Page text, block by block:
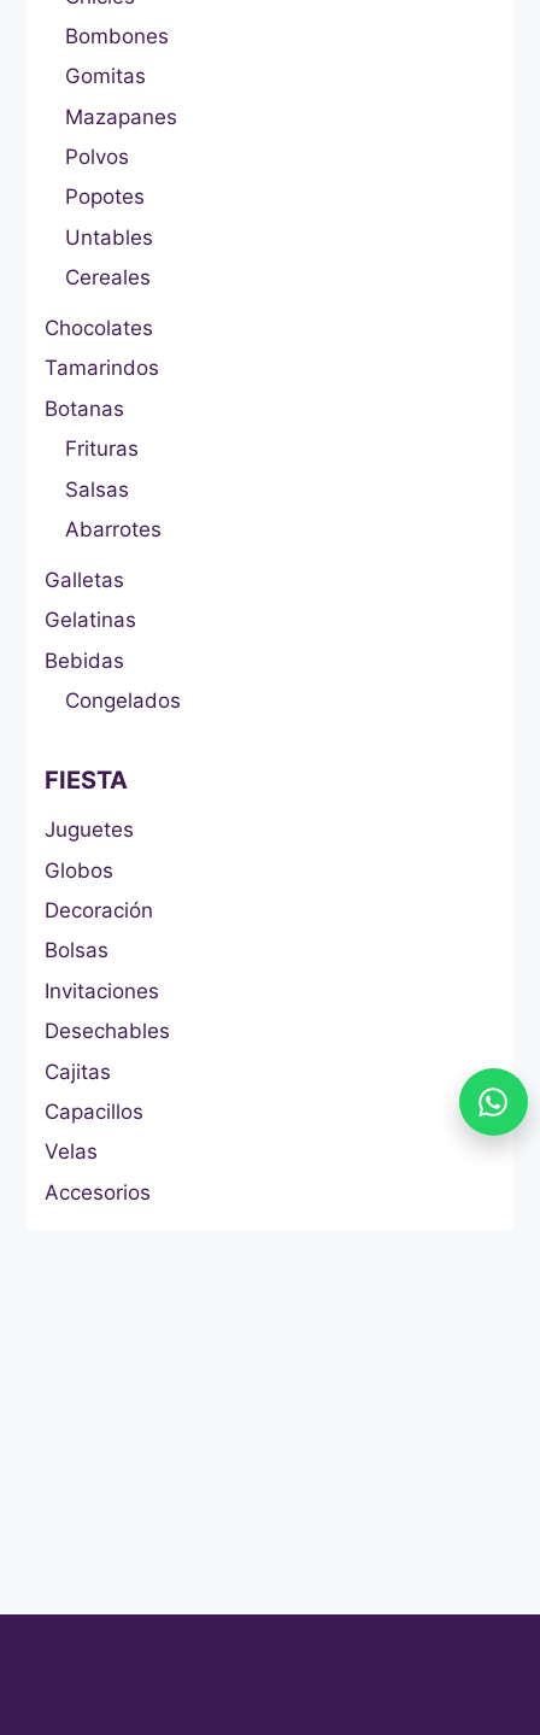
Bombones
Gomitas
Mazapanes
Polvos
Popotes
Untables
Cereales
Chocolates
Tamarindos
Botanas
Frituras
Salsas
Abarrotes
Galletas
Gelatinas
Bebidas
Congelados
FIESTA
Juguetes
Globos
Decoración
Bolsas
Invitaciones
Desechables
Cajitas
Capacillos
Velas
Accesorios